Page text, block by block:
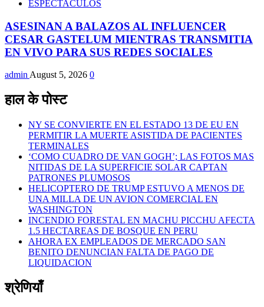
ESPECTACULOS
ASESINAN A BALAZOS AL INFLUENCER
CESAR GASTELUM MIENTRAS TRANSMITIA
EN VIVO PARA SUS REDES SOCIALES
adminAugust 5, 2026 0
हाल के पोस्ट
NY SE CONVIERTE EN EL ESTADO 13 DE EU EN
PERMITIR LA MUERTE ASISTIDA DE PACIENTES
TERMINALES
‘COMO CUADRO DE VAN GOGH’; LAS FOTOS MAS
NITIDAS DE LA SUPERFICIE SOLAR CAPTAN
PATRONES PLUMOSOS
HELICOPTERO DE TRUMP ESTUVO A MENOS DE
UNA MILLA DE UN AVION COMERCIAL EN
WASHINGTON
INCENDIO FORESTAL EN MACHU PICCHU AFECTA
1.5 HECTAREAS DE BOSQUE EN PERU
AHORA EX EMPLEADOS DE MERCADO SAN
BENITO DENUNCIAN FALTA DE PAGO DE
LIQUIDACION
श्रेणियाँ